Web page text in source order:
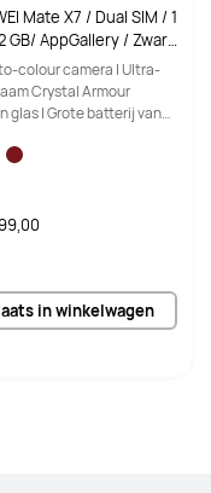
Mate X7 / Dual SIM / 1
GB/ AppGallery / Zwar
colour camera | Ultra-
Crystal Armour
glas | Grote batterij van
in winkelwagen